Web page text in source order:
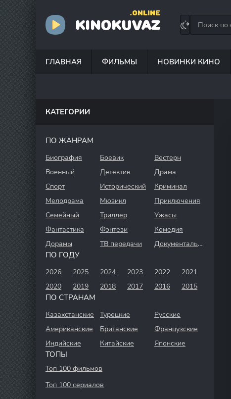
KINOKUVAZ
.ONLINE
ГЛАВНАЯ ФИЛЬМЫ НОВИНКИ КИНО
КАТЕГОРИИ
ПО ЖАНРАМ
Биография Боевик
Вестерн
Военный
Детектив
Драма
Спорт
Исторический
Криминал
Мелодрама
Мюзикл
Приключения
Семейный
Триллер
Ужасы
Фантастика
Фэнтези
Комедия
Дорамы
ТВ передачи Документальный
ПО ГОДУ
2026 2025 2024 2023 2022
2021
2020
2019 2018 2017 2016 2015
ПО СТРАНАМ
Казахстанские Турецкие
Русские
Американские
Британские
Французские
Индийские
Китайские Японские
ТОПЫ
Топ 100 фильмов
Топ 100 сериалов